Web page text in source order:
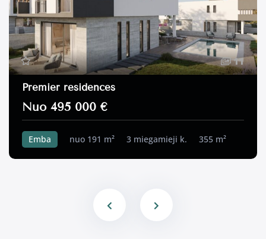
11
Premier residences
Nuo 495 000 €
Emba nuo 191 m² 3 miegamieji k. 355 m²